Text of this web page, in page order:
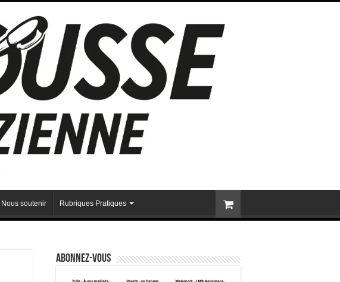
Nous soutenir Rubriques Pratiques
Abonnez-vous